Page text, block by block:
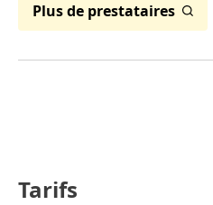
Plus de prestataires
Tarifs